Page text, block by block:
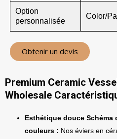
Option
personnalisée
Color/
Obtenir un devis
Premium Ceramic
Wholesale
Esthétique douce Schéma
couleurs : Nos éviers en